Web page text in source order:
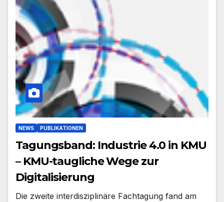
NEWS PUBLIKATIONEN
Tagungsband: Industrie 4.0 in KMU
– KMU-taugliche Wege zur
Digitalisierung
Die zweite interdisziplinäre Fachtagung fand am